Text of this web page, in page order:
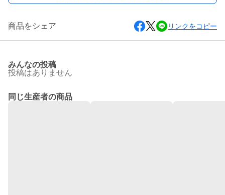
商品をシェア リンクをコピー
みんなの投稿
投稿はありません
同じ生産者の商品